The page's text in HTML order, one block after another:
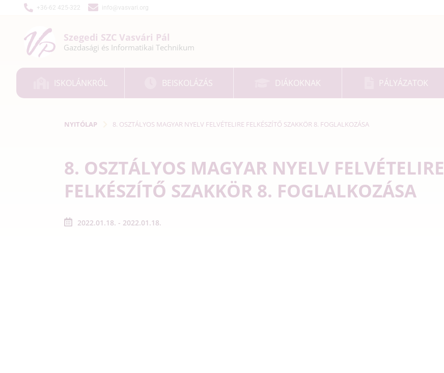
+36-62 425-322 info@vasvari.org
Szegedi SZC Vasvári Pál
Gazdasági és Informatikai Technikum
ISKOLÁNKRÓL BEISKOLÁZÁS DIÁKOKNAK PÁLYÁZATOK
NYITÓLAP 8. OSZTÁLYOS MAGYAR NYELV FELVÉTELIRE FELKÉSZÍTŐ SZAKKÖR 8. FOGLALKOZÁSA
8. OSZTÁLYOS MAGYAR NYELV FELVÉTELIRE
FELKÉSZÍTŐ SZAKKÖR 8. FOGLALKOZÁSA
2022.01.18. - 2022.01.18.